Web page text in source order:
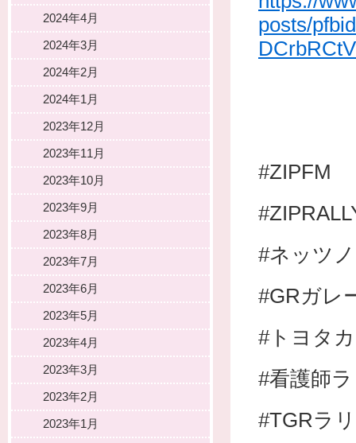
posts/
#ZIPFM
#ネッツ
#GRガレ
#トヨタ
#看護師
#TGRラ
2024年4月
2024年3月
2024年2月
2024年1月
2023年12月
2023年11月
2023年10月
2023年9月
2023年8月
2023年7月
2023年6月
2023年5月
2023年4月
2023年3月
2023年2月
2023年1月